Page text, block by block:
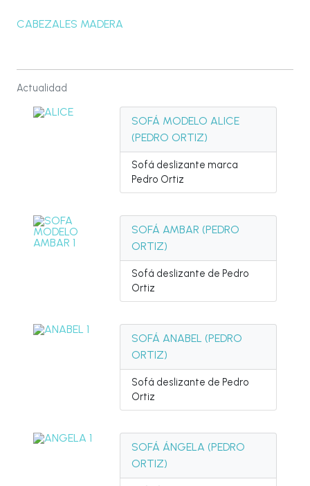
CABEZALES MADERA
Actualidad
SOFÁ MODELO ALICE
(PEDRO ORTIZ)
Sofá deslizante marca
Pedro Ortiz
SOFÁ AMBAR (PEDRO
ORTIZ)
Sofá deslizante de Pedro
Ortiz
SOFÁ ANABEL (PEDRO
ORTIZ)
Sofá deslizante de Pedro
Ortiz
SOFÁ ÁNGELA (PEDRO
ORTIZ)